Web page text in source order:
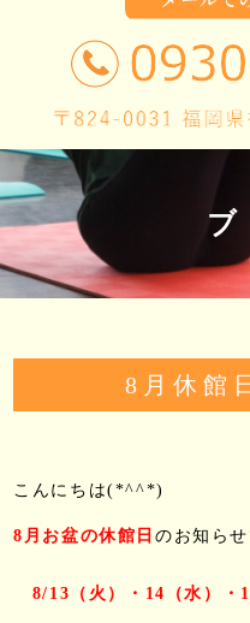
8月休館
こんにちは(*^^*)
8月お盆の休館日のお知らせ
8/13（火）・14（水）・